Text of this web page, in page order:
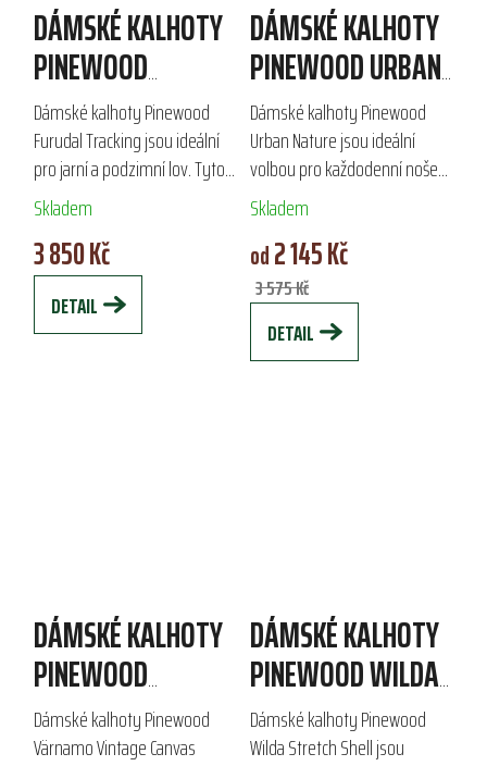
DÁMSKÉ KALHOTY
PINEWOOD
FURUDAL TRACKING
Dámské kalhoty Pinewood
Furudal Tracking jsou ideální
pro jarní a podzimní lov. Tyto
lehké a strečové kalhoty s
membránou od kolen dolů
poskytují ochranu proti
vlhkosti a díky...
Skladem
3 850 Kč
DETAIL
DÁMSKÉ KALHOTY
PINEWOOD URBAN
NATURE
Dámské kalhoty Pinewood
Urban Nature jsou ideální
volbou pro každodenní nošení
i outdoorové aktivity.
Vyrobené z kvalitních
materiálů, částečně strečové a
prodyšné, zaručují...
Skladem
od2 145 Kč
3 575 Kč
DETAIL
DÁMSKÉ KALHOTY
PINEWOOD
VÄRNAMO VINTAGE
CANVAS
Dámské kalhoty Pinewood
Värnamo Vintage Canvas
DÁMSKÉ KALHOTY
PINEWOOD WILDA
STRETCH SHELL
Dámské kalhoty Pinewood
Wilda Stretch Shell jsou